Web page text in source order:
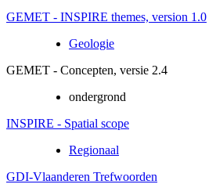
GEMET - INSPIRE themes, version 1.0
Geologie
GEMET - Concepten, versie 2.4
ondergrond
INSPIRE - Spatial scope
Regionaal
GDI-Vlaanderen Trefwoorden